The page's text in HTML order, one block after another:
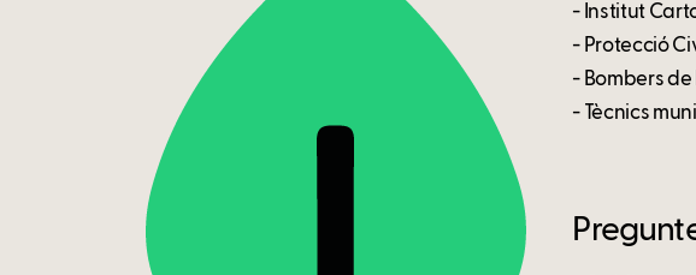
- Institut
- Protecció
- Bombers
- Tècnics